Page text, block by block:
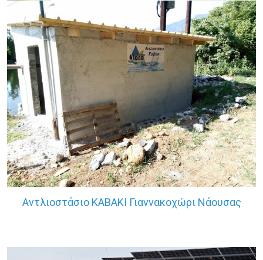
Π3-73-1.1 Δράση 2 ΣΣ ΚΑΠ 2023-2027
Αντλιοστάσιο ΚΑΒΑΚΙ Γιαννακοχώρι Νάουσας